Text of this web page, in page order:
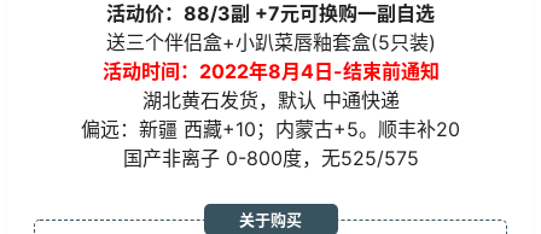
活动价：88/3副 +7元可换购一副自选
送三个伴侣盒+小趴菜唇釉套盒(5只装)
活动时间：2022年8月4日-结束前通知
湖北黄石发货，默认 中通快递
偏远：新疆 西藏+10；内蒙古+5。顺丰补20
国产非离子 0-800度，无525/575
关于购买